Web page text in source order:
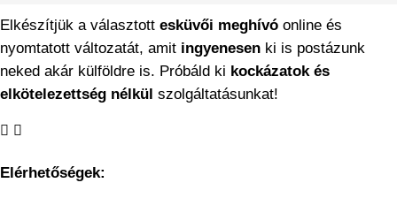
Elkészítjük a választott esküvői meghívó online és
nyomtatott változatát, amit ingyenesen ki is postázunk
neked akár külföldre is. Próbáld ki kockázatok és
elkötelezettség nélkül szolgáltatásunkat!
Elérhetőségek: